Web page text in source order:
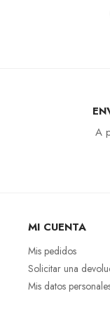
A
MI CUENTA
Mis pedidos
Solicitar una
Mis datos